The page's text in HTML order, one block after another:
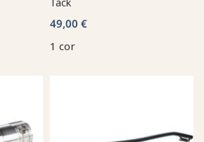
49,00 €
1 cor